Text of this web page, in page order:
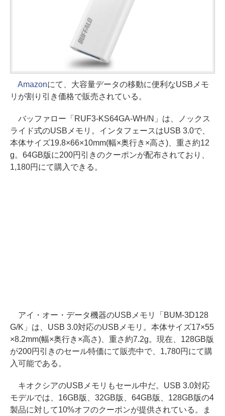
Amazonにて、大容量データの移動に便利なUSBメモ
リが割り引き価格で販売されている。
バッファロー「RUF3-KS64GA-WH/N」は、ノックス
ライド式のUSBメモリ。インタフェースはUSB 3.0で、
本体サイズ19.8×66×10mm(幅×奥行き×高さ)、重さ約12
g。64GB版に200円引きのクーポンが配布されており、
1,180円にて購入できる。
アイ・オー・データ機器のUSBメモリ「BUM-3D128
G/K」は、USB 3.0対応のUSBメモリ。本体サイズ17×55
×8.2mm(幅×奥行き×高さ)、重さ約7.2g。現在、128GB版
が200円引きのセール特価にて販売中で、1,780円にて購
入可能である。
キオクシアのUSBメモリもセール中だ。USB 3.0対応
モデルでは、16GB版、32GB版、64GB版、128GB版の4
製品に対して10%オフのクーポンが提供されている。ま